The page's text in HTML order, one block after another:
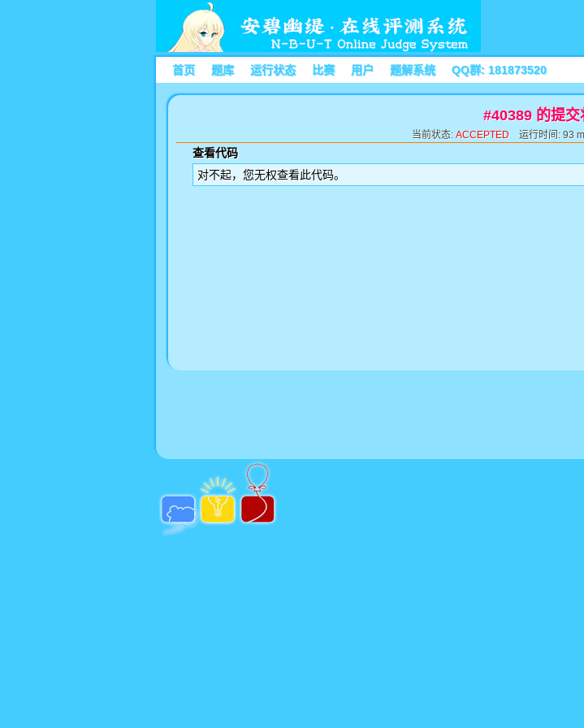
首页 题库 运行状态 比赛 用户 题解系统 QQ群: 181873520
#40389 的提交
当前状态: ACCEPTED运行时间: 93
查看代码
对不起，您无权查看此代码。